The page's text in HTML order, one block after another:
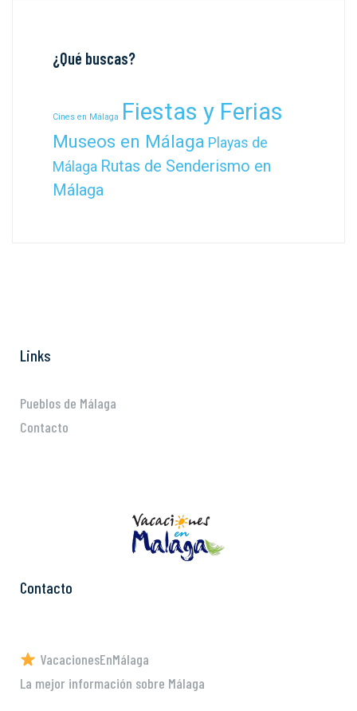
¿Qué buscas?
Cines en Málaga Fiestas y Ferias
Museos en Málaga Playas de
Málaga Rutas de Senderismo en
Málaga
Links
Pueblos de Málaga
Contacto
Contacto
VacacionesEnMálaga
La mejor información sobre Málaga